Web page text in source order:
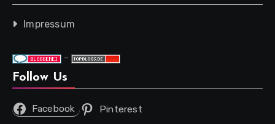
Impressum
-
Follow Us
Facebook Pinterest